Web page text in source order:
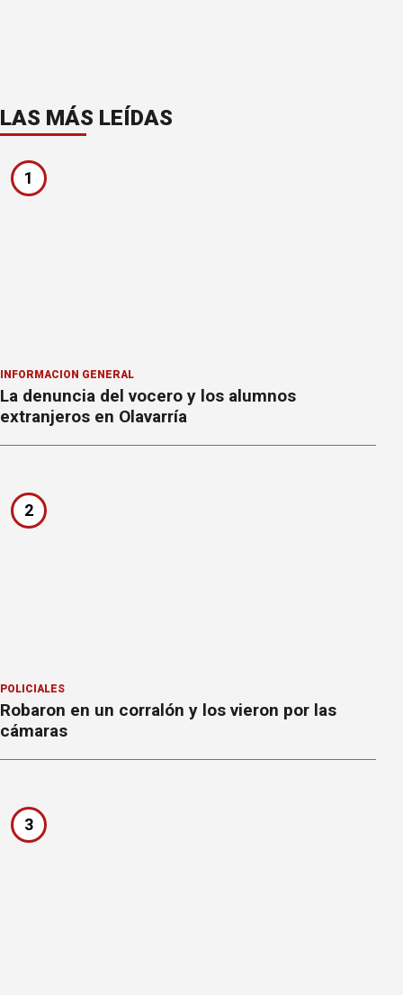
LAS MÁS LEÍDAS
1
INFORMACION GENERAL
La denuncia del vocero y los alumnos
extranjeros en Olavarría
2
POLICIALES
Robaron en un corralón y los vieron por las
cámaras
3